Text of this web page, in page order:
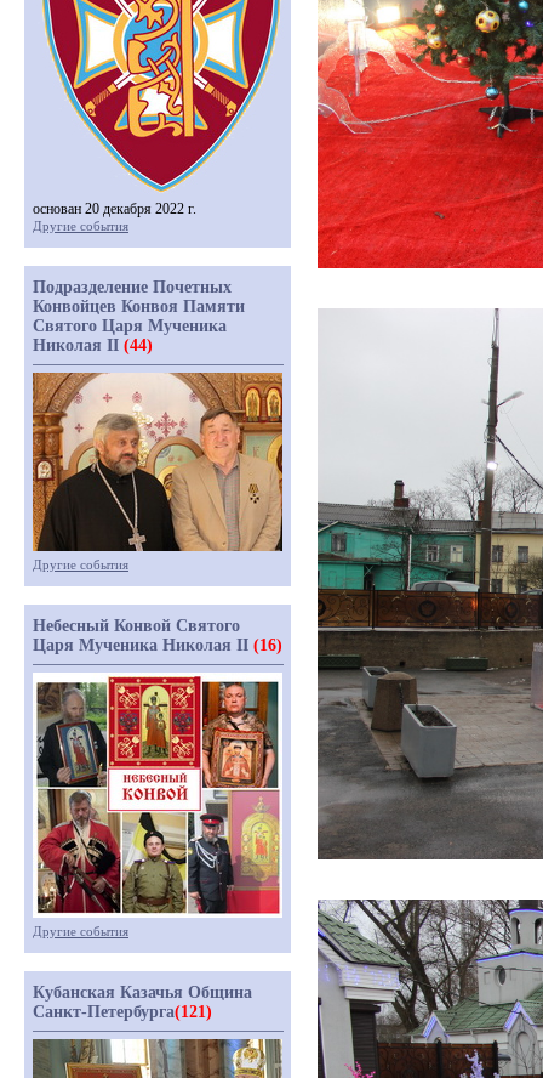
основан 20 декабря 2022 г.
Другие события
Подразделение Почетных
Конвойцев Конвоя Памяти
Святого Царя Мученика
Николая II (44)
Другие события
Небесный Конвой Святого
Царя Мученика Николая II (16)
Другие события
Кубанская Казачья Община
Санкт-Петербурга(121)